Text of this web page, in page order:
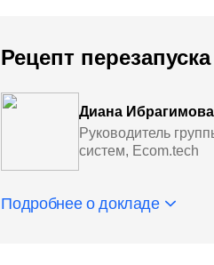
Рецепт
Диана Ибрагимова
Руководитель
систем, Ecom.tech
Подробнее о докладе